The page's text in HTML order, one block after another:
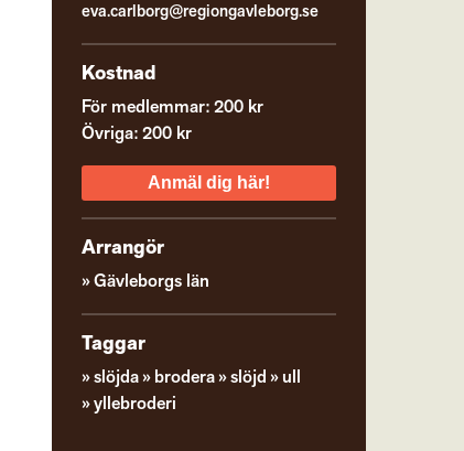
eva.carlborg@regiongavleborg.se
Kostnad
För medlemmar: 200 kr
Övriga: 200 kr
Anmäl dig här!
Arrangör
Gävleborgs län
Taggar
slöjda brodera slöjd
ull
yllebroderi